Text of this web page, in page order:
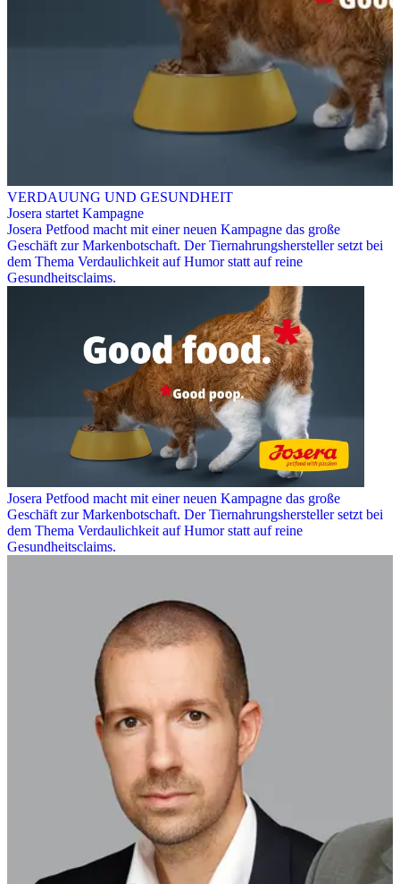
VERDAUUNG UND GESUNDHEIT
Josera startet Kampagne
Josera Petfood macht mit einer neuen Kampagne das große
Geschäft zur Markenbotschaft. Der Tiernahrungshersteller setzt bei
dem Thema Verdaulichkeit auf Humor statt auf reine
Gesundheitsclaims.
Josera Petfood macht mit einer neuen Kampagne das große
Geschäft zur Markenbotschaft. Der Tiernahrungshersteller setzt bei
dem Thema Verdaulichkeit auf Humor statt auf reine
Gesundheitsclaims.